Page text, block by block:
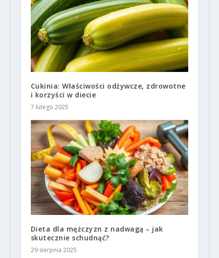
Cukinia: Właściwości odżywcze, zdrowotne
i korzyści w diecie
7 lutego 2025
Dieta dla mężczyzn z nadwagą – jak
skutecznie schudnąć?
29 sierpnia 2025